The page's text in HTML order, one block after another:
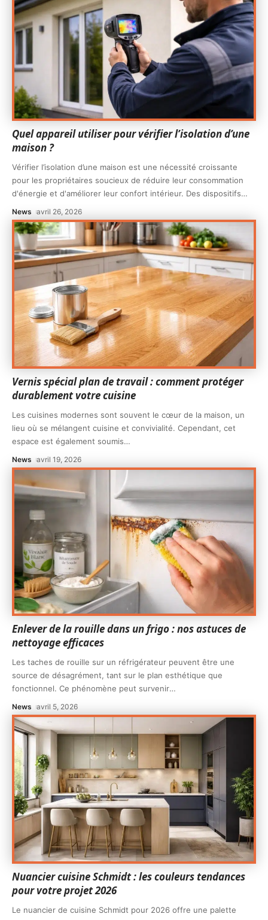
Quel appareil utiliser pour vérifier l’isolation d’une
maison ?
Vérifier l’isolation d’une maison est une nécessité croissante
pour les propriétaires soucieux de réduire leur consommation
d'énergie et d'améliorer leur confort intérieur. Des dispositifs…
News avril 26, 2026
Vernis spécial plan de travail : comment protéger
durablement votre cuisine
Les cuisines modernes sont souvent le cœur de la maison, un
lieu où se mélangent cuisine et convivialité. Cependant, cet
espace est également soumis…
News avril 19, 2026
Enlever de la rouille dans un frigo : nos astuces de
nettoyage efficaces
Les taches de rouille sur un réfrigérateur peuvent être une
source de désagrément, tant sur le plan esthétique que
fonctionnel. Ce phénomène peut survenir…
News avril 5, 2026
Nuancier cuisine Schmidt : les couleurs tendances
pour votre projet 2026
Le nuancier de cuisine Schmidt pour 2026 offre une palette